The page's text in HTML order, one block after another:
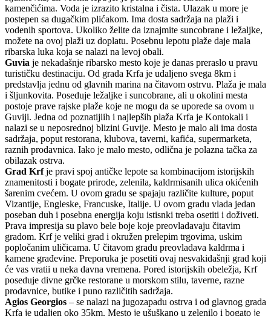
kamenčićima. Voda je izrazito kristalna i čista. Ulazak u more je
postepen sa dugačkim plićakom. Ima dosta sadržaja na plaži i
vodenih sportova. Ukoliko želite da iznajmite suncobrane i ležaljke,
možete na ovoj plaži uz doplatu. Posebnu lepotu plaže daje mala
ribarska luka koja se nalazi na levoj obali.
Guvia je nekadašnje ribarsko mesto koje je danas preraslo u pravu
turističku destinaciju. Od grada Krfa je udaljeno svega 8km i
predstavlja jednu od glavnih marina na čitavom ostrvu. Plaža je mala
i šljunkovita. Poseduje ležaljke i suncobrane, ali u okolini mesta
postoje prave rajske plaže koje ne mogu da se uporede sa ovom u
Guviji. Jedna od poznatijiih i najlepših plaža Krfa je Kontokali i
nalazi se u neposrednoj blizini Guvije. Mesto je malo ali ima dosta
sadržaja, poput restorana, klubova, taverni, kafića, supermarketa,
raznih prodavnica. Iako je malo mesto, odlična je polazna tačka za
obilazak ostrva.
Grad Krfje pravi spoj antičke lepote sa kombinacijom istorijskih
znamenitosti i bogate prirode, zelenila, kaldrmisanih ulica okićenih
šarenim cvećem. U ovom gradu se spajaju različite kulture, poput
Vizantije, Engleske, Francuske, Italije. U ovom gradu vlada jedan
poseban duh i posebna energija koju istisnki treba osetiti i doživeti.
Prava impresija su plavo bele boje koje preovladavaju čitavim
gradom. Krf je veliki grad i okružen prelepim trgovima, uskim
popločanim uličicama. U čitavom gradu preovladava kaldrma i
kamene građevine. Preporuka je posetiti ovaj nesvakidašnji grad koji
će vas vratii u neka davna vremena. Pored istorijskih obeležja, Krf
poseduje divne grčke restorane u morskom stilu, taverne, razne
prodavnice, butike i puno različitih sadržaja.
Agios Georgios – se nalazi na jugozapadu ostrva i od glavnog grada
Krfa je udaljen oko 35km. Mesto je ušuškano u zelenilo i bogato je